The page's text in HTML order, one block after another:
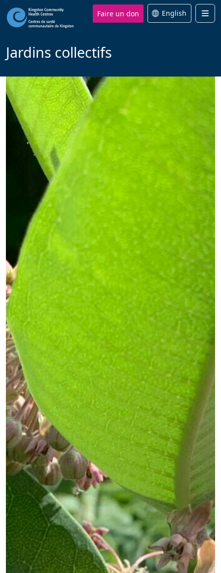
Faire un don English
Jardins collectifs